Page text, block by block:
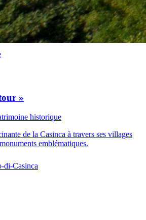
»
historique
de la Casinca à travers ses villages
emblématiques.
di-Casinca